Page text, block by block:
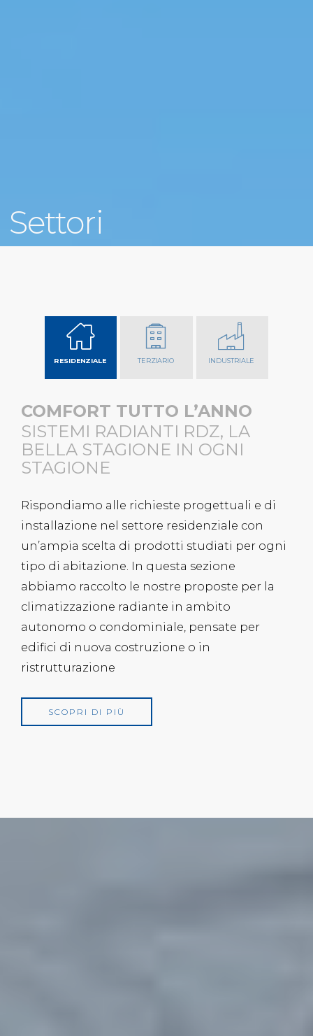
Settori
RESIDENZIALE TERZIARIO INDUSTRIALE
COMFORT TUTTO L’ANNO
SISTEMI RADIANTI RDZ, LA
BELLA STAGIONE IN OGNI
STAGIONE
Rispondiamo alle richieste progettuali e di
installazione nel settore residenziale con
un’ampia scelta di prodotti studiati per ogni
tipo di abitazione. In questa sezione
abbiamo raccolto le nostre proposte per la
climatizzazione radiante in ambito
autonomo o condominiale, pensate per
edifici di nuova costruzione o in
ristrutturazione
SCOPRI DI PIÙ